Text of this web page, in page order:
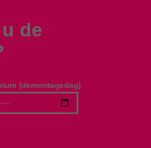
de
(demontagedag)